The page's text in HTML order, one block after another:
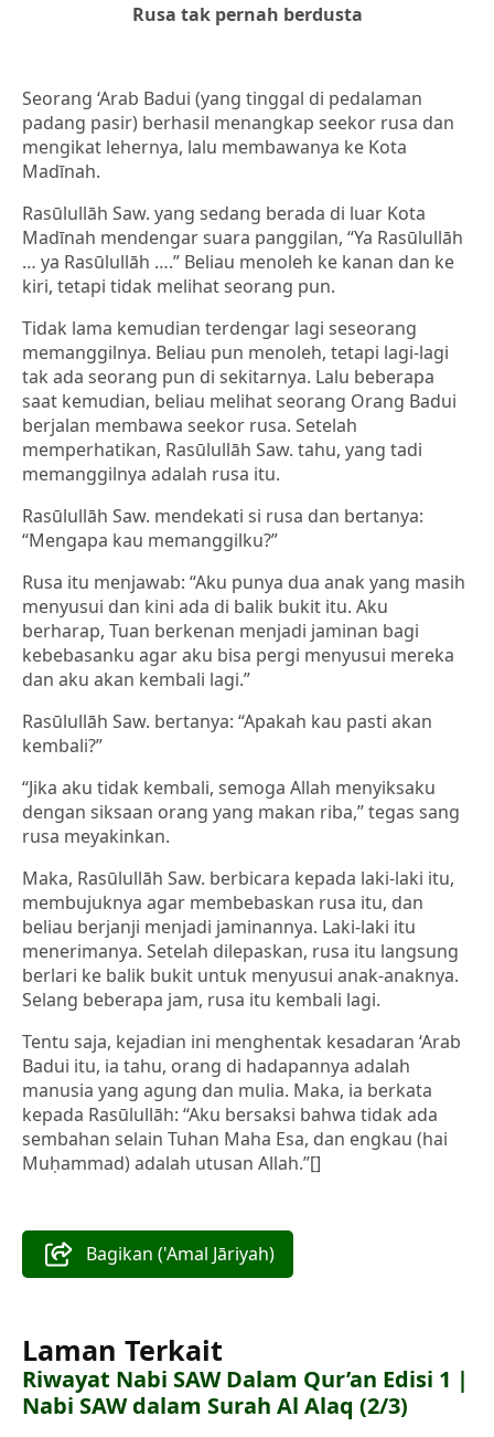
Rusa tak pernah berdusta
Seorang ‘Arab Badui (yang tinggal di pedalaman
padang pasir) berhasil menangkap seekor rusa dan
mengikat lehernya, lalu membawanya ke Kota
Madīnah.
Rasūlullāh Saw. yang sedang berada di luar Kota
Madīnah mendengar suara panggilan, “Ya Rasūlullāh
… ya Rasūlullāh ….” Beliau menoleh ke kanan dan ke
kiri, tetapi tidak melihat seorang pun.
Tidak lama kemudian terdengar lagi seseorang
memanggilnya. Beliau pun menoleh, tetapi lagi-lagi
tak ada seorang pun di sekitarnya. Lalu beberapa
saat kemudian, beliau melihat seorang Orang Badui
berjalan membawa seekor rusa. Setelah
memperhatikan, Rasūlullāh Saw. tahu, yang tadi
memanggilnya adalah rusa itu.
Rasūlullāh Saw. mendekati si rusa dan bertanya:
“Mengapa kau memanggilku?”
Rusa itu menjawab: “Aku punya dua anak yang masih
menyusui dan kini ada di balik bukit itu. Aku
berharap, Tuan berkenan menjadi jaminan bagi
kebebasanku agar aku bisa pergi menyusui mereka
dan aku akan kembali lagi.”
Rasūlullāh Saw. bertanya: “Apakah kau pasti akan
kembali?”
“Jika aku tidak kembali, semoga Allah menyiksaku
dengan siksaan orang yang makan riba,” tegas sang
rusa meyakinkan.
Maka, Rasūlullāh Saw. berbicara kepada laki-laki itu,
membujuknya agar membebaskan rusa itu, dan
beliau berjanji menjadi jaminannya. Laki-laki itu
menerimanya. Setelah dilepaskan, rusa itu langsung
berlari ke balik bukit untuk menyusui anak-anaknya.
Selang beberapa jam, rusa itu kembali lagi.
Tentu saja, kejadian ini menghentak kesadaran ‘Arab
Badui itu, ia tahu, orang di hadapannya adalah
manusia yang agung dan mulia. Maka, ia berkata
kepada Rasūlullāh: “Aku bersaksi bahwa tidak ada
sembahan selain Tuhan Maha Esa, dan engkau (hai
Muḥammad) adalah utusan Allah.”[]
Bagikan ('Amal Jāriyah)
Laman Terkait
Riwayat Nabi SAW Dalam Qur’an Edisi 1 |
Nabi SAW dalam Surah Al Alaq (2/3)